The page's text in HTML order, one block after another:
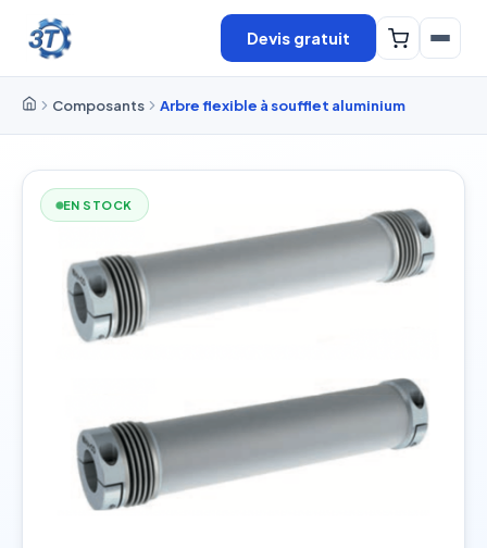
Devis gratuit
Composants Arbre flexible à soufflet aluminium
EN STOCK